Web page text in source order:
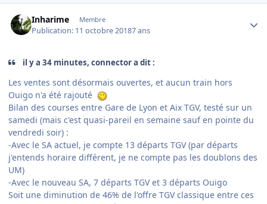
Inharime Membre
Publication: 11 octobre 20187 ans
il y a 34 minutes, connector a dit :
Les ventes sont désormais ouvertes, et aucun train hors
Ouigo n'a été rajouté
Bilan des courses entre Gare de Lyon et Aix TGV, testé sur un
samedi (mais c'est quasi-pareil en semaine sauf en pointe du
vendredi soir) :
-Avec le SA actuel, je compte 13 départs TGV (par départs
j'entends horaire différent, je ne compte pas les doublons des
UM)
-Avec le nouveau SA, 7 départs TGV et 3 départs Ouigo
Soit une diminution de 46% de l'offre TGV classique entre ces